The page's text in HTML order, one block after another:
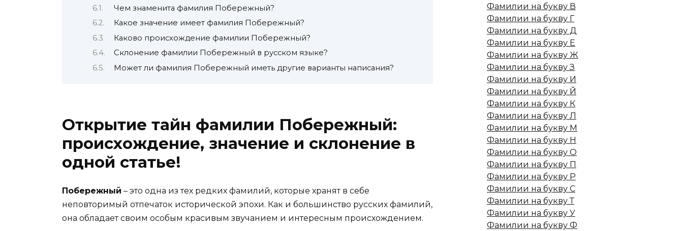
Чем знаменита фамилия Побережный?
Какое значение имеет фамилия Побережный?
Каково происхождение фамилии Побережный?
Склонение фамилии Побережный в русском языке?
Может ли фамилия Побережный иметь другие варианты написания?
Открытие тайн фамилии Побережный:
происхождение, значение и склонение в
одной статье!
Побережный – это одна из тех редких фамилий, которые хранят в себе
неповторимый отпечаток исторической эпохи. Как и большинство русских фамилий,
она обладает своим особым красивым звучанием и интересным происхождением.
Фамилии на букву В
Фамилии на букву Г
Фамилии на букву Д
Фамилии на букву Е
Фамилии на букву Ж
Фамилии на букву З
Фамилии на букву И
Фамилии на букву Й
Фамилии на букву К
Фамилии на букву Л
Фамилии на букву М
Фамилии на букву Н
Фамилии на букву О
Фамилии на букву П
Фамилии на букву Р
Фамилии на букву С
Фамилии на букву Т
Фамилии на букву У
Фамилии на букву Ф